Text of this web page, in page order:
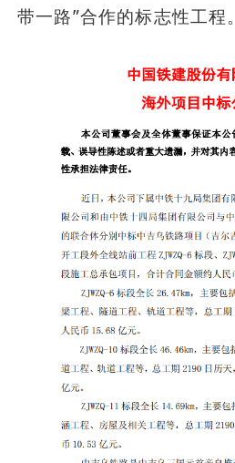
带一路”合作的标志性工程。